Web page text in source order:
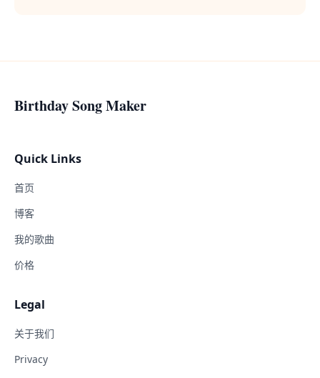
Birthday Song Maker
Quick Links
首页
博客
我的歌曲
价格
Legal
关于我们
Privacy